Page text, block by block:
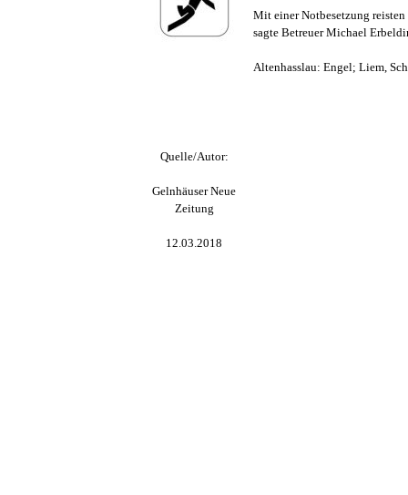
Quelle/Autor:
Gelnhäuser Neue
Zeitung
12.03.2018
Mit einer Notbesetzung reisten
sagte Betreuer Michael
Altenhasslau: Engel; Liem,